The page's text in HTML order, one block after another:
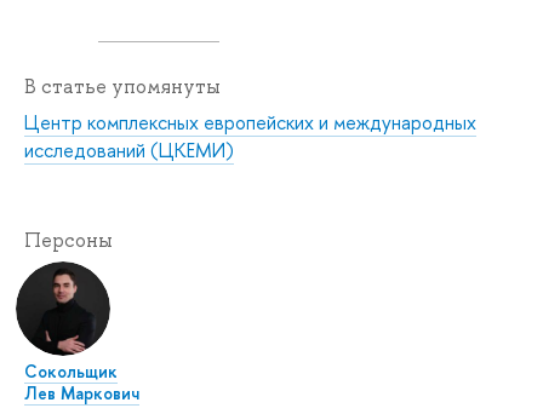
В статье упомянуты
Центр комплексных европейских и международных
исследований (ЦКЕМИ)
Персоны
Сокольщик
Лев Маркович